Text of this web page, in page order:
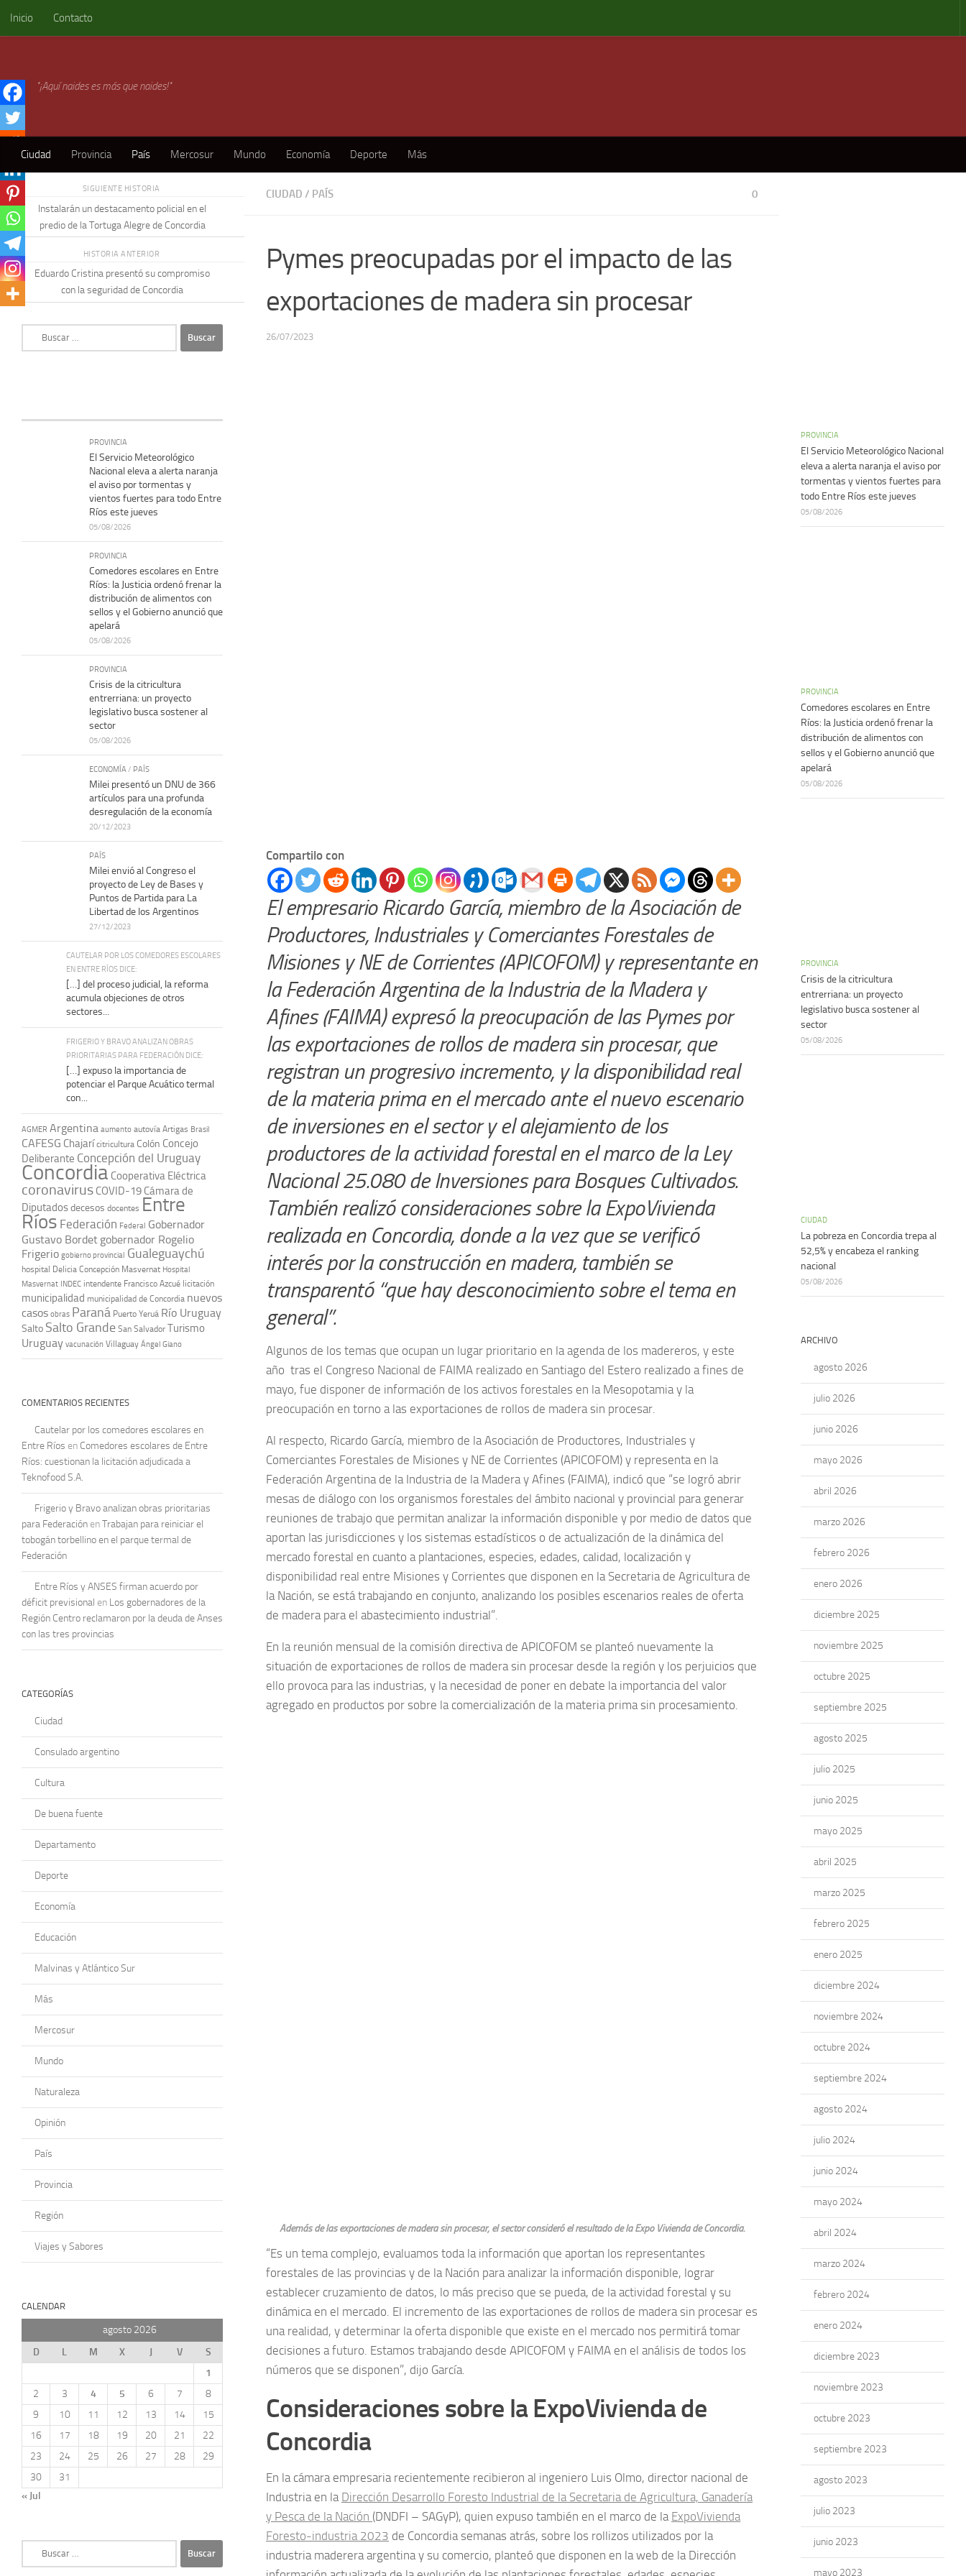
Skip to content
Inicio Contacto
"¡Aquí naides es más que naides!"
Ciudad Provincia País Mercosur Mundo Economía Deporte Más
CIUDAD / PAÍS 0
Pymes preocupadas por el impacto de las
exportaciones de madera sin procesar
26/07/2023
Compartilo con
El empresario Ricardo García, miembro de la Asociación de
Productores, Industriales y Comerciantes Forestales de
Misiones y NE de Corrientes (APICOFOM) y representante en
la Federación Argentina de la Industria de la Madera y
Afines (FAIMA) expresó la preocupación de las Pymes por
las exportaciones de rollos de madera sin procesar, que
registran un progresivo incremento, y la disponibilidad real
de la materia prima en el mercado ante el nuevo escenario
de inversiones en el sector y el alejamiento de los
productores de la actividad forestal en el marco de la Ley
Nacional 25.080 de Inversiones para Bosques Cultivados.
También realizó consideraciones sobre la ExpoVivienda
realizada en Concordia, donde a la vez que se verificó
interés por la construcción en madera, también se
transparentó “que hay desconocimiento sobre el tema en
general”.
Algunos de los temas que ocupan un lugar prioritario en la agenda de los madereros, y este
año tras el Congreso Nacional de FAIMA realizado en Santiago del Estero realizado a fines de
mayo, fue disponer de información de los activos forestales en la Mesopotamia y la
preocupación en torno a las exportaciones de rollos de madera sin procesar.
Al respecto, Ricardo García, miembro de la Asociación de Productores, Industriales y
Comerciantes Forestales de Misiones y NE de Corrientes (APICOFOM) y representa en la
Federación Argentina de la Industria de la Madera y Afines (FAIMA), indicó que “se logró abrir
mesas de diálogo con los organismos forestales del ámbito nacional y provincial para generar
reuniones de trabajo que permitan analizar la información disponible y por medio de datos que
aportan las jurisdicciones y los sistemas estadísticos o de actualización de la dinámica del
mercado forestal en cuanto a plantaciones, especies, edades, calidad, localización y
disponibilidad real entre Misiones y Corrientes que disponen en la Secretaria de Agricultura de
la Nación, se está trabajando en conjunto, analizando los posibles escenarios reales de oferta
de madera para el abastecimiento industrial”.
En la reunión mensual de la comisión directiva de APICOFOM se planteó nuevamente la
situación de exportaciones de rollos de madera sin procesar desde la región y los perjuicios que
ello provoca para las industrias, y la necesidad de poner en debate la importancia del valor
agregado en productos por sobre la comercialización de la materia prima sin procesamiento.
Además de las exportaciones de madera sin procesar, el sector consideró el resultado de la Expo Vivienda de Concordia.
“Es un tema complejo, evaluamos toda la información que aportan los representantes
forestales de las provincias y de la Nación para analizar la información disponible, lograr
establecer cruzamiento de datos, lo más preciso que se pueda, de la actividad forestal y su
dinámica en el mercado. El incremento de las exportaciones de rollos de madera sin procesar es
una realidad, y determinar la oferta disponible que existe en el mercado nos permitirá tomar
decisiones a futuro. Estamos trabajando desde APICOFOM y FAIMA en el análisis de todos los
números que se disponen”, dijo García.
Consideraciones sobre la ExpoVivienda de
Concordia
En la cámara empresaria recientemente recibieron al ingeniero Luis Olmo, director nacional de
Industria en la Dirección Desarrollo Foresto Industrial de la Secretaria de Agricultura, Ganadería
y Pesca de la Nación (DNDFI – SAGyP), quien expuso también en el marco de la ExpoVivienda
Foresto-industria 2023 de Concordia semanas atrás, sobre los rollizos utilizados por la
industria maderera argentina y su comercio, planteó que disponen en la web de la Dirección
SIGUIENTE HISTORIA
Instalarán un destacamento policial en el
predio de la Tortuga Alegre de Concordia
HISTORIA ANTERIOR
Eduardo Cristina presentó su compromiso
con la seguridad de Concordia
PROVINCIA
El Servicio Meteorológico
Nacional eleva a alerta naranja
el aviso por tormentas y
vientos fuertes para todo Entre
Ríos este jueves
05/08/2026
PROVINCIA
Comedores escolares en Entre
Ríos: la Justicia ordenó frenar la
distribución de alimentos con
sellos y el Gobierno anunció que
apelará
05/08/2026
PROVINCIA
Crisis de la citricultura
entrerriana: un proyecto
legislativo busca sostener al
sector
05/08/2026
ECONOMÍA / PAÍS
Milei presentó un DNU de 366
artículos para una profunda
desregulación de la economía
20/12/2023
PAÍS
Milei envió al Congreso el
proyecto de Ley de Bases y
Puntos de Partida para La
Libertad de los Argentinos
27/12/2023
CAUTELAR POR LOS COMEDORES ESCOLARES
EN ENTRE RÍOS DICE:
[…] del proceso judicial, la reforma
acumula objeciones de otros
sectores...
FRIGERIO Y BRAVO ANALIZAN OBRAS
PRIORITARIAS PARA FEDERACIÓN DICE:
[…] expuso la importancia de
potenciar el Parque Acuático termal
con...
AGMER Argentina aumento autovía Artigas Brasil
CAFESG Chajarí citricultura Colón Concejo
Deliberante Concepción del Uruguay
Concordia Cooperativa Eléctrica
coronavirus COVID-19 Cámara de
Diputadosdecesos docentes Entre
Ríos Federación Federal Gobernador
Gustavo Bordet gobernador Rogelio
Frigerio gobierno provincial Gualeguaychú
hospital Delicia Concepción Masvernat Hospital
Masvernat INDEC intendente Francisco Azcué licitación
municipalidad municipalidad de Concordia nuevos
casos obras Paraná Puerto Yeruá Río Uruguay
Salto Salto Grande San Salvador Turismo
Uruguay vacunación Villaguay Ángel Giano
COMENTARIOS RECIENTES
Cautelar por los comedores escolares en
Entre Ríos en Comedores escolares de Entre
Ríos: cuestionan la licitación adjudicada a
Teknofood S.A.
Frigerio y Bravo analizan obras prioritarias
para Federación enTrabajan para reiniciar el
tobogán torbellino en el parque termal de
Federación
Entre Ríos y ANSES firman acuerdo por
déficit previsional en Los gobernadores de la
Región Centro reclamaron por la deuda de Anses
con las tres provincias
CATEGORÍAS
Ciudad
Consulado argentino
Cultura
De buena fuente
Departamento
Deporte
Economía
Educación
Malvinas y Atlántico Sur
Más
Mercosur
Mundo
Naturaleza
Opinión
País
Provincia
Región
Viajes y Sabores
CALENDAR
agosto 2026
D
L M X J V
S
1
2
3 4 5 6 7
8
9
10 11 12 13 14
15
16
17 18 19 20 21
22
23
24 25 26 27 28
29
30
31
« Jul
PROVINCIA
El Servicio Meteorológico Nacional
eleva a alerta naranja el aviso por
tormentas y vientos fuertes para
todo Entre Ríos este jueves
05/08/2026
PROVINCIA
Comedores escolares en Entre
Ríos: la Justicia ordenó frenar la
distribución de alimentos con
sellos y el Gobierno anunció que
apelará
05/08/2026
PROVINCIA
Crisis de la citricultura
entrerriana: un proyecto
legislativo busca sostener al
sector
05/08/2026
CIUDAD
La pobreza en Concordia trepa al
52,5% y encabeza el ranking
nacional
05/08/2026
ARCHIVO
agosto 2026
julio 2026
junio 2026
mayo 2026
abril 2026
marzo 2026
febrero 2026
enero 2026
diciembre 2025
noviembre 2025
octubre 2025
septiembre 2025
agosto 2025
julio 2025
junio 2025
mayo 2025
abril 2025
marzo 2025
febrero 2025
enero 2025
diciembre 2024
noviembre 2024
octubre 2024
septiembre 2024
agosto 2024
julio 2024
junio 2024
mayo 2024
abril 2024
marzo 2024
febrero 2024
enero 2024
diciembre 2023
noviembre 2023
octubre 2023
septiembre 2023
agosto 2023
julio 2023
junio 2023
mayo 2023